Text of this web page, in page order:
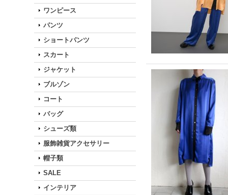
ワンピース
パンツ
ショートパンツ
スカート
ジャケット
ブルゾン
コート
バッグ
シューズ類
服飾雑貨アクセサリー
帽子類
SALE
インテリア